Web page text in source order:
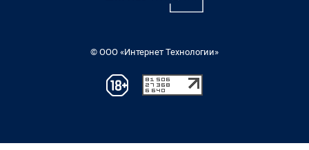
© ООО «Интернет Технологии»